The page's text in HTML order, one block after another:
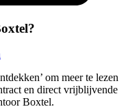
om meer te lezen
en direct vrijblijvende
Boxtel.